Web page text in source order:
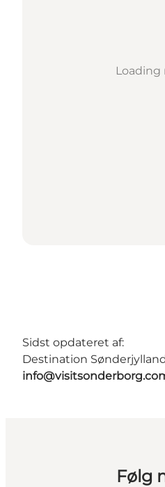
Loading
Sidst opdateret af:
Destination
Følg